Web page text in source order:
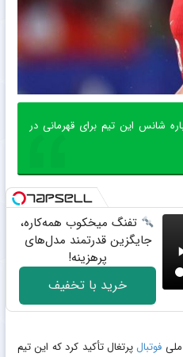
شانس این تیم برای قهرمانی در
تفنگ میخکوب همه‌کاره،
جایگزین قدرتمند مدل‌های
پرهزینه!
خرید با تخفیف
فوتبال پرتغال تأکید کرد که این تیم